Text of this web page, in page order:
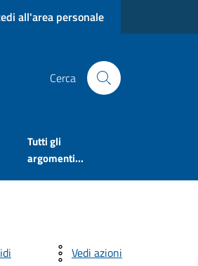
all'area personale
Cerca
Tutti gli
argomenti...
Vedi azioni